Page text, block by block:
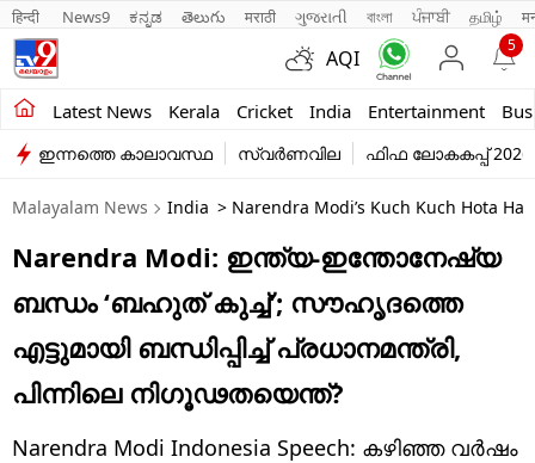
हिन्दी News9 ಕನ್ನಡ తెలుగు मराठी ગુજરાતી বাংলা ਪੰਜਾਬੀ தமிழ்
AQI
5
Latest News Kerala Cricket India Entertainment
Kerala
India
Entertainment
Business
Education
Sports
Lifestyle
ഇന്നത്തെ കാലാവസ്ഥ സ്വർണവില ഫിഫ ലോകകപ്പ് 2026
Malayalam News India > Narendra Modi’s Kuch Kuch Hota
Narendra Modi: ഇന്ത്യ-ഇന്തോനേഷ്യ
ബന്ധം ‘ബഹുത് കുച്ച്’; സൗഹൃദത്തെ
എട്ടുമായി ബന്ധിപ്പിച്ച് പ്രധാനമന്ത്രി,
പിന്നിലെ നിഗൂഢതയെന്ത്?
Narendra Modi Indonesia Speech: കഴിഞ്ഞ വര്‍ഷം